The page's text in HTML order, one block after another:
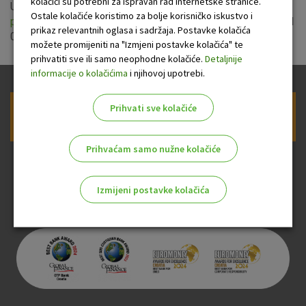
Uprava OTP banke usvojila je noveNaknade OTP banke za
platni promet u zemlji za velike tvrtkekoje se primjenjuju od
09.12.2015.
Prijava na newsletter OTP banke
Ostale kolačiće koristimo za bolje korisničko iskustvo i
prikaz relevantnih oglasa i sadržaja. Postavke kolačića
možete promijeniti na "Izmjeni postavke kolačića" te
prihvatiti sve ili samo neophodne kolačiće. Detaljnije
informacije o kolačićima i njihovoj upotrebi.
Prihvati sve kolačiće
Prihvaćam samo nužne kolačiće
Izmijeni postavke kolačića